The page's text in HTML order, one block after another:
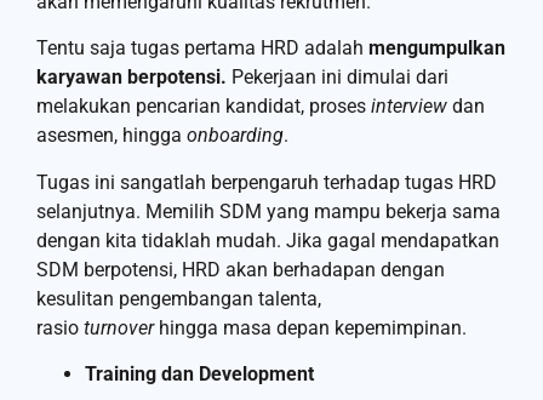
Tentu saja tugas pertama HRD adalah mengumpulkan
karyawan berpotensi. Pekerjaan ini dimulai dari
melakukan pencarian kandidat, proses interview dan
asesmen, hingga onboarding.
Tugas ini sangatlah berpengaruh terhadap tugas HRD
selanjutnya. Memilih SDM yang mampu bekerja sama
dengan kita tidaklah mudah. Jika gagal mendapatkan
SDM berpotensi, HRD akan berhadapan dengan
kesulitan pengembangan talenta,
rasio turnover hingga masa depan kepemimpinan.
Training dan Development